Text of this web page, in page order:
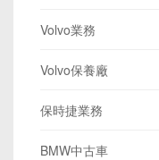
Volvo業務
Volvo保養廠
保時捷業務
BMW中古車